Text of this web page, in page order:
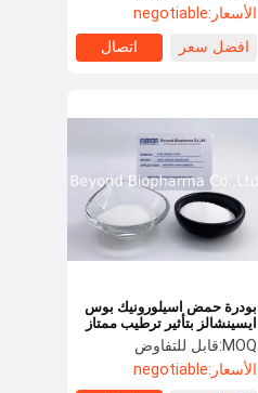
الأسعار:negotiable
افضل سعر
اتصال
بودرة حمض اسيلورونيك بوس
ايسينشالز بتأثير ترطيب ممتاز
MOQ: قابل للتفاوض
الأسعار:negotiable